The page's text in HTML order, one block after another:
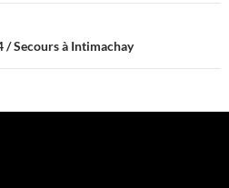
/ Secours à Intimachay